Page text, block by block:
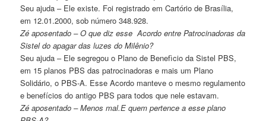
Seu ajuda – Ele existe. Foi registrado em Cartório de Brasília,
em 12.01.2000, sob número 348.928.
Zé aposentado – O que diz esse Acordo entre Patrocinadoras da
Sistel do apagar das luzes do Milênio?
Seu ajuda – Ele segregou o Plano de Benefìcio da Sistel PBS,
em 15 planos PBS das patrocinadoras e mais um Plano
Solidário, o PBS-A. Esse Acordo manteve o mesmo regulamento
e benefícios do antigo PBS para todos que nele estavam.
Zé aposentado – Menos mal.E quem pertence a esse plano